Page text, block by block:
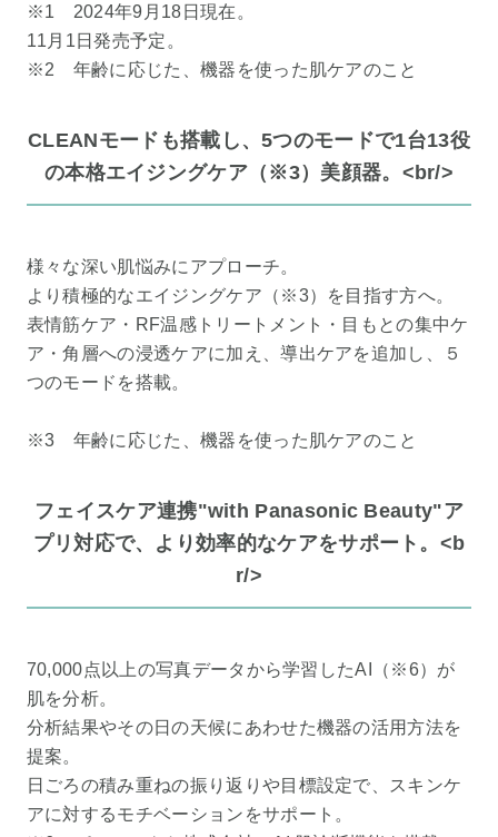
※1 2024年9月18日現在。
11月1日発売予定。
※2 年齢に応じた、機器を使った肌ケアのこと
CLEANモードも搭載し、5つのモードで1台13役
の本格エイジングケア（※3）美顔器。<br/>
様々な深い肌悩みにアプローチ。
より積極的なエイジングケア（※3）を目指す方へ。
表情筋ケア・RF温感トリートメント・目もとの集中ケ
ア・角層への浸透ケアに加え、導出ケアを追加し、５
つのモードを搭載。
※3 年齢に応じた、機器を使った肌ケアのこと
フェイスケア連携"with Panasonic Beauty"ア
プリ対応で、より効率的なケアをサポート。<b
r/>
70,000点以上の写真データから学習したAI（※6）が
肌を分析。
分析結果やその日の天候にあわせた機器の活用方法を
提案。
日ごろの積み重ねの振り返りや目標設定で、スキンケ
アに対するモチベーションをサポート。